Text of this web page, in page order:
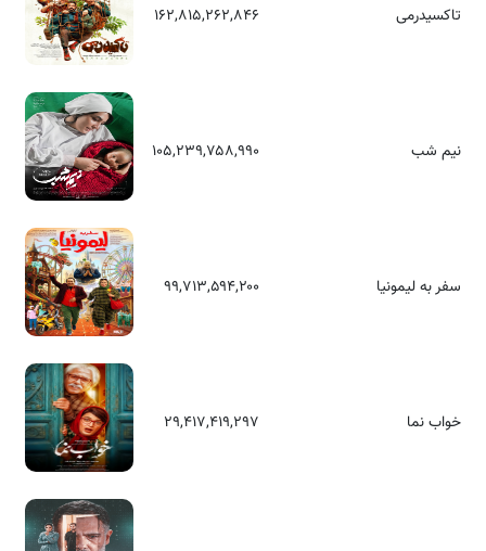
تاکسیدرمی ۱۶۲,۸۱۵,۲۶۲,۸۴۶
نیم شب ۱۰۵,۲۳۹,۷۵۸,۹۹۰
سفر به لیمونیا ۹۹,۷۱۳,۵۹۴,۲۰۰
خواب نما ۲۹,۴۱۷,۴۱۹,۲۹۷